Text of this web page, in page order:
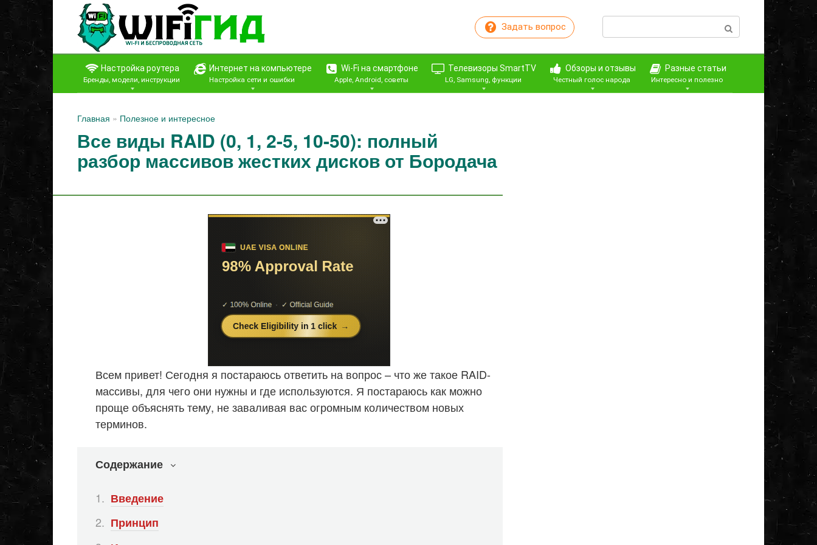
Перейти
контенту
Задать вопрос Поиск:
Настройка роутера
Бренды, модели, инструкции
Интернет на компьютере
Настройка сети и ошибки
Wi-Fi на смартфоне
Apple, Android, советы
Телевизоры SmartTV
LG, Samsung, функции
Обзоры и отзывы
Честный голос народа
Разные статьи
Интересно и полезно
Главная » Полезное и интересное
Все виды RAID (0, 1, 2-5, 10-50): полный
разбор массивов жестких дисков от Бородача
Всем привет! Сегодня я постараюсь ответить на вопрос – что же такое RAID-
массивы, для чего они нужны и где используются. Я постараюсь как можно
проще объяснять тему, не заваливая вас огромным количеством новых
терминов.
Содержание
Введение
Принцип